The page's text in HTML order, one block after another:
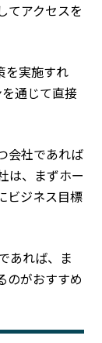
てアクセスを
を実施すれ
通じて直接
会社であれば
は、まずホー
ビジネス目標
あれば、ま
のがおすすめ